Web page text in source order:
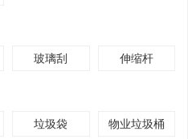
玻璃刮 伸缩杆
垃圾袋 物业垃圾桶